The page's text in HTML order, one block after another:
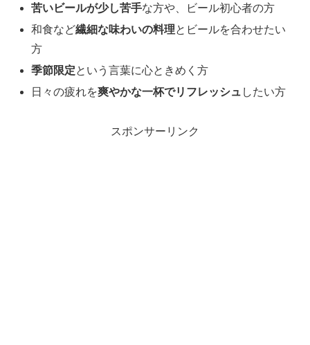
苦いビールが少し苦手な方や、ビール初心者の方
和食など繊細な味わいの料理とビールを合わせたい
方
季節限定という言葉に心ときめく方
日々の疲れを爽やかな一杯でリフレッシュ したい方
スポンサーリンク